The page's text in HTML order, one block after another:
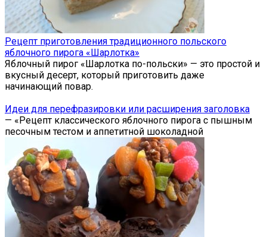
Рецепт приготовления традиционного польского
яблочного пирога «Шарлотка»
Яблочный пирог «Шарлотка по-польски» — это простой и
вкусный десерт, который приготовить даже
начинающий повар.
Идеи для перефразировки или расширения заголовка
— «Рецепт классического яблочного пирога с пышным
песочным тестом и аппетитной шоколадной